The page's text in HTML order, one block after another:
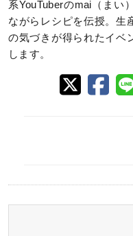
系YouTuberのmai（まい
ながらレシピを伝授。生
の気づきが得られたイベ
します。